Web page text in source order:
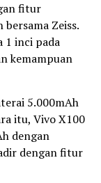
fitur
Zeiss.
1 inci pada
kemampuan
5.000mAh
itu, Vivo X100
dengan
dengan fitur